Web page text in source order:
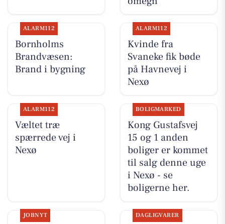
ALARM112
Bornholms
Brandvæsen:
Brand i bygning
ALARM112
Kvinde fra
Svaneke fik bøde
på Havnevej i
Nexø
ALARM112
Væltet træ
spærrede vej i
Nexø
BOLIGMARKED
Kong Gustafsvej
15 og 1 anden
boliger er kommet
til salg denne uge
i Nexø - se
boligerne her.
JOBNYT DAGLIGVARER